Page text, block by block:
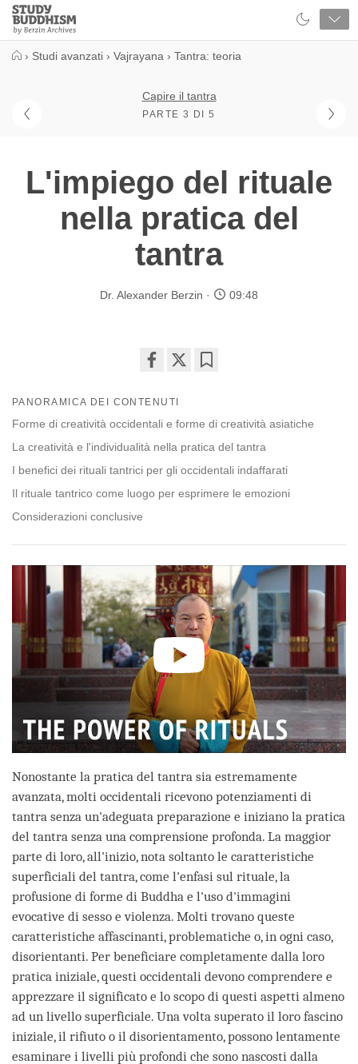
Close
Study
Buddhism
› Studi avanzati › Vajrayana › Tantra: teoria
Capire il tantra
PARTE 3 DI 5
L'impiego del rituale
nella pratica del
tantra
Dr. Alexander Berzin 09:48
on
facebook
PANORAMICA DEI CONTENUTI
Forme di creatività occidentali e forme di creatività asiatiche
La creatività e l'individualità nella pratica del tantra
I benefici dei rituali tantrici per gli occidentali indaffarati
Il rituale tantrico come luogo per esprimere le emozioni
Considerazioni conclusive
Nonostante la pratica del tantra sia estremamente
avanzata, molti occidentali ricevono potenziamenti di
tantra senza un'adeguata preparazione e iniziano la pratica
del tantra senza una comprensione profonda. La maggior
parte di loro, all'inizio, nota soltanto le caratteristiche
superficiali del tantra, come l'enfasi sul rituale, la
profusione di forme di Buddha e l'uso d'immagini
evocative di sesso e violenza. Molti trovano queste
caratteristiche affascinanti, problematiche o, in ogni caso,
disorientanti. Per beneficiare completamente dalla loro
pratica iniziale, questi occidentali devono comprendere e
apprezzare il significato e lo scopo di questi aspetti almeno
ad un livello superficiale. Una volta superato il loro fascino
iniziale, il rifiuto o il disorientamento, possono lentamente
esaminare i livelli più profondi che sono nascosti dalla